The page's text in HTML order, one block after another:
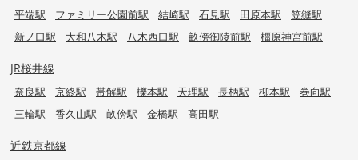
平端駅
ファミリー公園前駅 結崎駅 石見駅 田原本駅
笠縫駅
新ノ口駅
大和八木駅 八木西口駅 畝傍御陵前駅 橿原神宮前駅
JR桜井線
奈良駅 京終駅 帯解駅 櫟本駅 天理駅 長柄駅 柳本駅
巻向駅
三輪駅
香久山駅 畝傍駅 金橋駅 高田駅
近鉄京都線